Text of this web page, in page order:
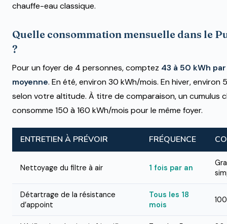
chauffe-eau classique.
Quelle consommation mensuelle dans le
?
Pour un foyer de 4 personnes, comptez 43 à 50 kWh
moyenne. En été, environ 30 kWh/mois. En hiver, environ
selon votre altitude. À titre de comparaison, un cumulus
consomme 150 à 160 kWh/mois pour le même foyer.
ENTRETIEN À PRÉVOIR FRÉQUENCE
Nettoyage du filtre à air 1 fois par an
Détartrage de la résistance
d’appoint
Tous les 18
mois